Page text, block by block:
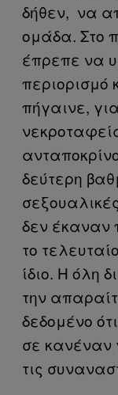
δήθεν, να
ομάδα. Στο
έπρεπε να
πήγαινε,
δεύτερη
δεν έκαναν
το
ίδιο. Η όλη
την
δεδομένο
σε κανέναν
τις